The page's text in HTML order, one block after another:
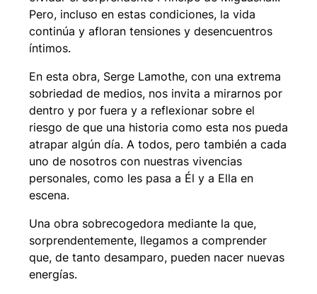
Pero, incluso en estas condiciones, la vida
continúa y afloran tensiones y desencuentros
íntimos.
En esta obra, Serge Lamothe, con una extrema
sobriedad de medios, nos invita a mirarnos por
dentro y por fuera y a reflexionar sobre el
riesgo de que una historia como esta nos pueda
atrapar algún día. A todos, pero también a cada
uno de nosotros con nuestras vivencias
personales, como les pasa a Él y a Ella en
escena.
Una obra sobrecogedora mediante la que,
sorprendentemente, llegamos a comprender
que, de tanto desamparo, pueden nacer nuevas
energías.